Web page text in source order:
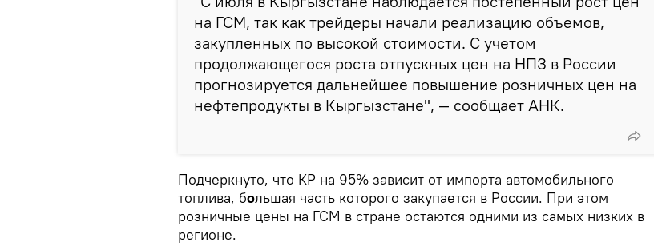
на ГСМ, так как трейдеры начали реализацию объемов,
закупленных по высокой стоимости. С учетом
продолжающегося роста отпускных цен на НПЗ в России
прогнозируется дальнейшее повышение розничных цен на
нефтепродукты в Кыргызстане", — сообщает АНК.
Подчеркнуто, что КР на 95% зависит от импорта автомобильного
топлива, большая часть которого закупается в России. При этом
розничные цены на ГСМ в стране остаются одними из самых низких в
регионе.